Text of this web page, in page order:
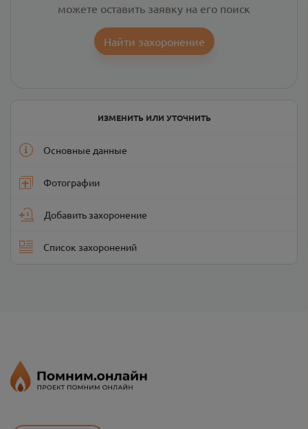
можете оставить заявку на его поиск
Найти захоронение
ИЗМЕНИТЬ ИЛИ УТОЧНИТЬ
Основные данные
Фотографии
Добавить захоронение
Список захоронений